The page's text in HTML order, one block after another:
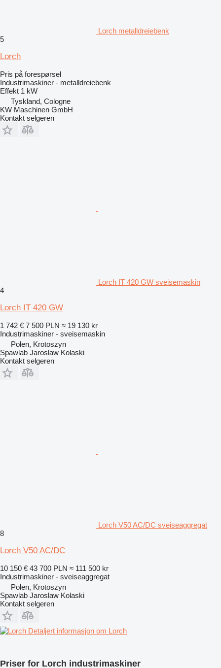
Lorch metalldreiebenk
5
Lorch
Pris på forespørsel
Industrimaskiner - metalldreiebenk
Effekt 1 kW
Tyskland, Cologne
KW Maschinen GmbH
Kontakt selgeren
Lorch IT 420 GW sveisemaskin
4
Lorch IT 420 GW
1 742 € 7 500 PLN ≈ 19 130 kr
Industrimaskiner - sveisemaskin
Polen, Krotoszyn
Spawlab Jaroslaw Kolaski
Kontakt selgeren
Lorch V50 AC/DC sveiseaggregat
8
Lorch V50 AC/DC
10 150 € 43 700 PLN ≈ 111 500 kr
Industrimaskiner - sveiseaggregat
Polen, Krotoszyn
Spawlab Jaroslaw Kolaski
Kontakt selgeren
Detaljert informasjon om Lorch
Priser for Lorch industrimaskiner